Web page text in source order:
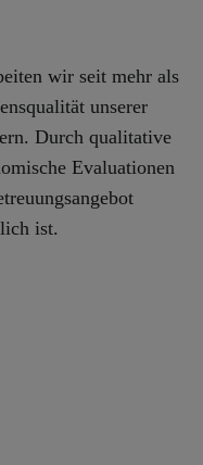
wir seit mehr als
unserer
Durch qualitative
Evaluationen
ist.